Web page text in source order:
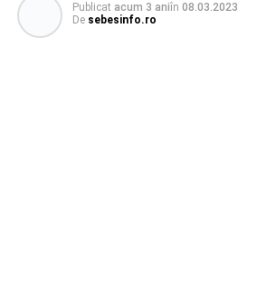
Publicat acum 3 aniîn 08.03.2023
De sebesinfo.ro